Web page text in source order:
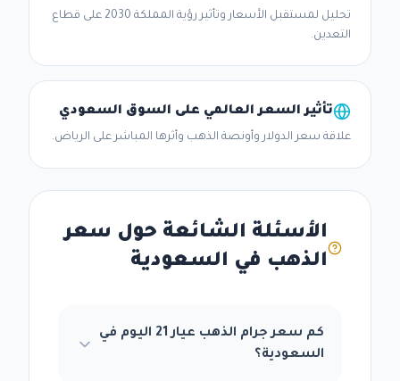
تحليل لمستقبل الأسعار وتأثير رؤية المملكة 2030 على قطاع
التعدين.
تأثير السعر العالمي على السوق السعودي
علاقة سعر الدولار وأونصة الذهب وأثرها المباشر على الرياض.
الأسئلة الشائعة حول سعر
الذهب في السعودية
كم سعر جرام الذهب عيار 21 اليوم في
السعودية؟